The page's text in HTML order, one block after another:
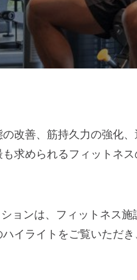
改善、筋持久力の強化
求められるフィットネ
ョンは、フィットネス
イライトをご覧いただ